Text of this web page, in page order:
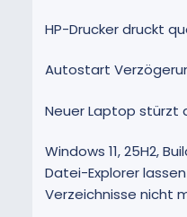
HP-Drucker druckt
Autostart
Neuer Laptop stürzt
Windows 11, 25H2,
Datei-Explorer
Verzeichnisse nicht